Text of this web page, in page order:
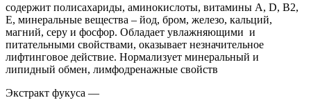
содержит полисахариды, аминокислоты, витамины А, D, B2,
E, минеральные вещества – йод, бром, железо, кальций,
магний, серу и фосфор. Обладает увлажняющими и
питательными свойствами, оказывает незначительное
лифтинговое действие. Нормализует минеральный и
липидный обмен, лимфодренажные свойств
Экстракт фукуса —